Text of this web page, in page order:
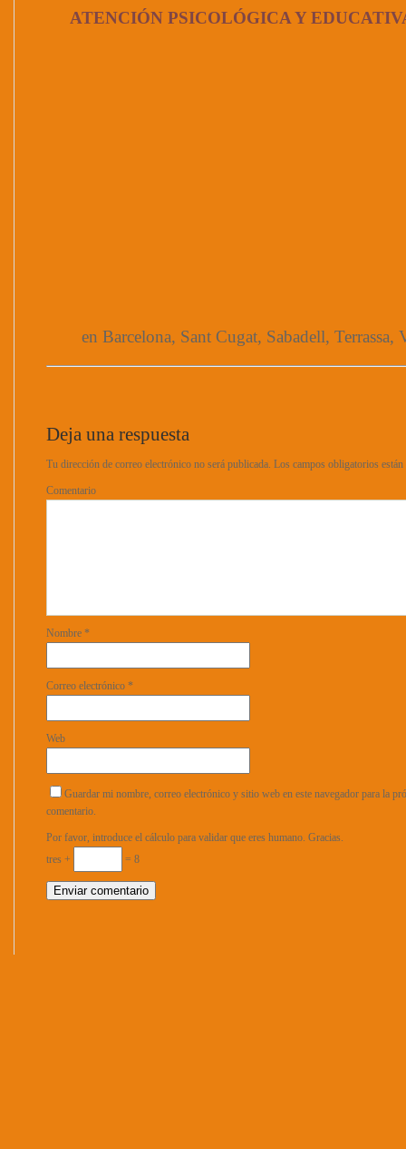
ATENCIÓN PSICOLÓGICA Y
en Barcelona, Sant Cugat, Sabadell, Terrassa,
Deja una respuesta
Tu dirección de correo electrónico no será publicada. Los campos obligatorios
Comentario
Nombre *
Correo electrónico *
Web
Guardar mi nombre, correo electrónico y sitio web en este navegador para la
comentario.
Por favor, introduce el cálculo para validar que eres humano. Gracias.
tres +
= 8